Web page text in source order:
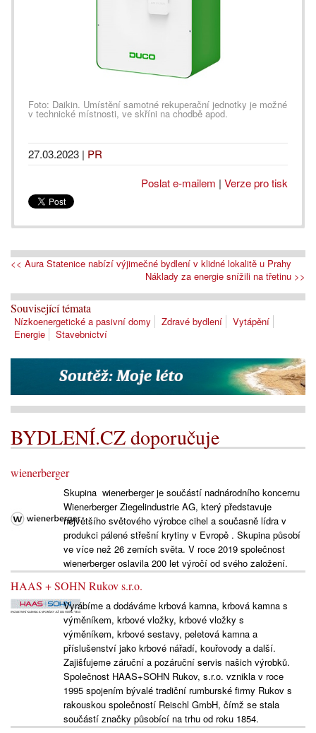
Foto: Daikin. Umístění samotné rekuperační jednotky je možné
v technické místnosti, ve skříni na chodbě apod.
27.03.2023 | PR
Poslat e-mailem | Verze pro tisk
<< Aura Statenice nabízí výjimečné bydlení v klidné lokalitě u Prahy
Náklady za energie snížili na třetinu >>
Související témata
Nízkoenergetické a pasivní domy Zdravé bydlení
Vytápění
Energie
Stavebnictví
BYDLENÍ.CZ doporučuje
wienerberger
Skupina wienerberger je součástí nadnárodního koncernu
Wienerberger Ziegelindustrie AG, který představuje
největšího světového výrobce cihel a současně lídra v
produkci pálené střešní krytiny v Evropě . Skupina působí
ve více než 26 zemích světa. V roce 2019 společnost
wienerberger oslavila 200 let výročí od svého založení.
HAAS + SOHN Rukov s.r.o.
Vyrábíme a dodáváme krbová kamna, krbová kamna s
výměníkem, krbové vložky, krbové vložky s
výměníkem, krbové sestavy, peletová kamna a
příslušenství jako krbové nářadí, kouřovody a další.
Zajišťujeme záruční a pozáruční servis našich výrobků.
Společnost HAAS+SOHN Rukov, s.r.o. vznikla v roce
1995 spojením bývalé tradiční rumburské firmy Rukov s
rakouskou společností Reischl GmbH, čímž se stala
součástí značky působící na trhu od roku 1854.